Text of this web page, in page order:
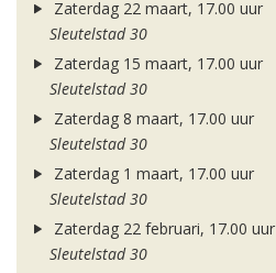
Zaterdag 22 maart, 17.00 uur
Sleutelstad 30
Zaterdag 15 maart, 17.00 uur
Sleutelstad 30
Zaterdag 8 maart, 17.00 uur
Sleutelstad 30
Zaterdag 1 maart, 17.00 uur
Sleutelstad 30
Zaterdag 22 februari, 17.00 uur
Sleutelstad 30